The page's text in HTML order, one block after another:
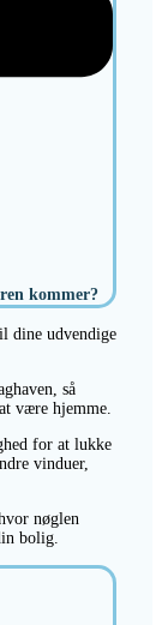
kommer?
dine udvendige
så
være hjemme.
for at lukke
vinduer,
nøglen
bolig.